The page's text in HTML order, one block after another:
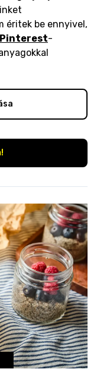
éritek be ennyivel,
Pinterest-